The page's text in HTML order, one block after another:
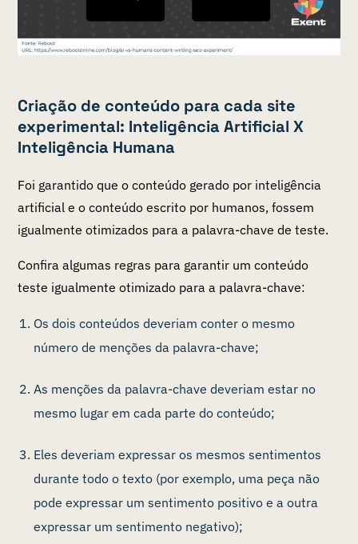
Criação de conteúdo para cada site
experimental: Inteligência Artificial X
Inteligência Humana
Foi garantido que o conteúdo gerado por inteligência
artificial e o conteúdo escrito por humanos, fossem
igualmente otimizados para a palavra-chave de teste.
Confira algumas regras para garantir um conteúdo
teste igualmente otimizado para a palavra-chave:
Os dois conteúdos deveriam conter o mesmo
número de menções da palavra-chave;
As menções da palavra-chave deveriam estar no
mesmo lugar em cada parte do conteúdo;
Eles deveriam expressar os mesmos sentimentos
durante todo o texto (por exemplo, uma peça não
pode expressar um sentimento positivo e a outra
expressar um sentimento negativo);